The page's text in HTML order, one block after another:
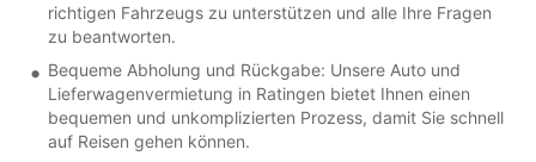
richtigen Fahrzeugs zu unterstützen und alle Ihre Fragen
zu beantworten.
Bequeme Abholung und Rückgabe: Unsere Auto und
Lieferwagenvermietung in Ratingen bietet Ihnen einen
bequemen und unkomplizierten Prozess, damit Sie schnell
auf Reisen gehen können.